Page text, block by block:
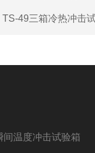
TS-49三箱冷热冲击
间温度冲击试验箱